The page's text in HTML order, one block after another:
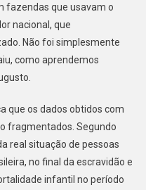
De
fazendas que usavam o
nacional, que
Não foi simplesmente
como aprendemos
que os dados obtidos com
fragmentados. Segundo
real situação de pessoas
no final da escravidão e
infantil no período